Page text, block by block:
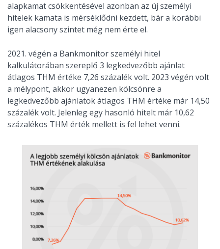
alapkamat csökkentésével azonban az új személyi
hitelek kamata is mérséklődni kezdett, bár a korábbi
igen alacsony szintet még nem érte el.
2021. végén a Bankmonitor személyi hitel
kalkulátorában szereplő 3 legkedvezőbb ajánlat
átlagos THM értéke 7,26 százalék volt. 2023 végén volt
a mélypont, akkor ugyanezen kölcsönre a
legkedvezőbb ajánlatok átlagos THM értéke már 14,50
százalék volt. Jelenleg egy hasonló hitelt már 10,62
százalékos THM érték mellett is fel lehet venni.